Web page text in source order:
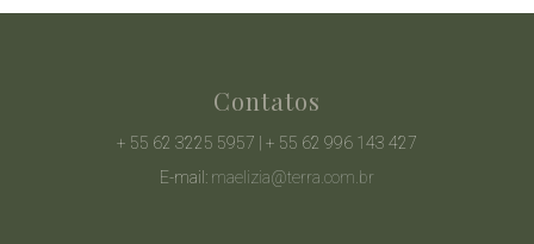
Contatos
+ 55 62 3225 5957 | + 55 62 996 143 427
E-mail: maelizia@terra.com.br